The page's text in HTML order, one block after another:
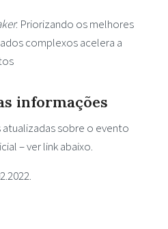
: Priorizando os melhores
complexos acelera a
informações
sobre o evento
– ver link abaixo.